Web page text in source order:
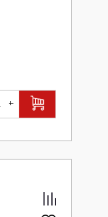
+